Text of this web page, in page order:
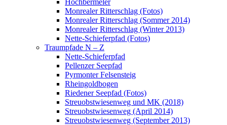
Hochbermeler
Monrealer Ritterschlag (Fotos)
Monrealer Ritterschlag (Sommer 2014)
Monrealer Ritterschlag (Winter 2013)
Nette-Schieferpfad (Fotos)
Traumpfade N – Z
Nette-Schieferpfad
Pellenzer Seepfad
Pyrmonter Felsensteig
Rheingoldbogen
Riedener Seepfad (Fotos)
Streuobstwiesenweg und MK (2018)
Streuobstwiesenweg (April 2014)
Streuobstwiesenweg (September 2013)